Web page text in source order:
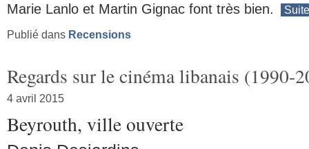
Marie Lanlo et Martin Gignac font très bien.
Suite
Publié dans Recensions
Regards sur le cinéma libanais (1990-
4 avril 2015
Beyrouth, ville ouverte